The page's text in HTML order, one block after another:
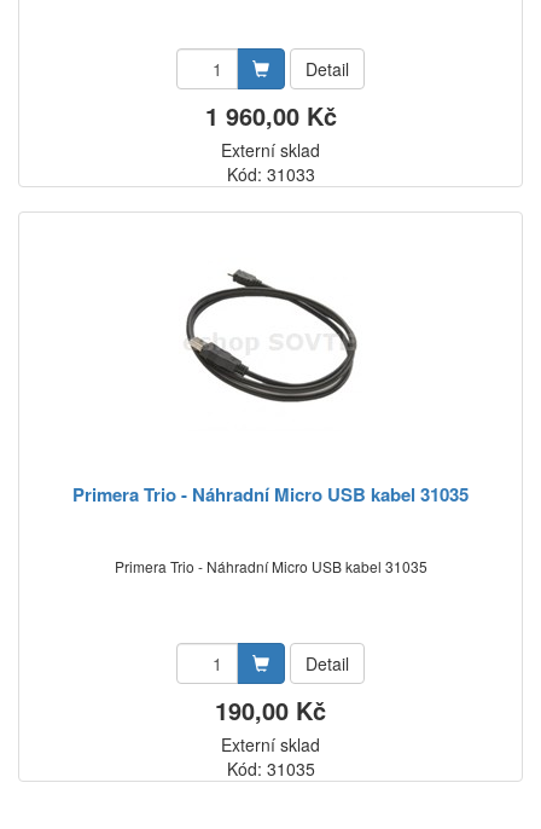
Detail
1 960,00 Kč
Externí sklad
Kód: 31033
Primera Trio - Náhradní Micro USB kabel 31035
Primera Trio - Náhradní Micro USB kabel 31035
Detail
190,00 Kč
Externí sklad
Kód: 31035